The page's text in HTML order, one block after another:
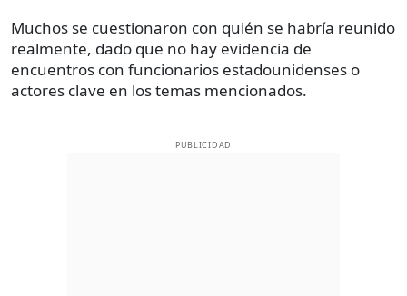
Muchos se cuestionaron con quién se habría reunido
realmente, dado que no hay evidencia de
encuentros con funcionarios estadounidenses o
actores clave en los temas mencionados.
PUBLICIDAD